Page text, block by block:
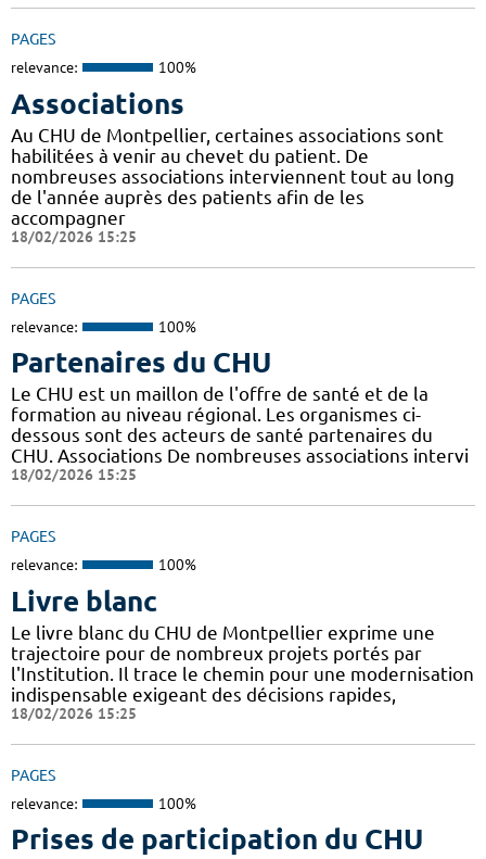
PAGES
relevance: 100%
Associations
Au CHU de Montpellier, certaines associations sont
habilitées à venir au chevet du patient. De
nombreuses associations interviennent tout au long
de l'année auprès des patients afin de les
accompagner
18/02/2026 15:25
PAGES
relevance: 100%
Partenaires du CHU
Le CHU est un maillon de l'offre de santé et de la
formation au niveau régional. Les organismes ci-
dessous sont des acteurs de santé partenaires du
CHU. Associations De nombreuses associations intervi
18/02/2026 15:25
PAGES
relevance: 100%
Livre blanc
Le livre blanc du CHU de Montpellier exprime une
trajectoire pour de nombreux projets portés par
l'Institution. Il trace le chemin pour une modernisation
indispensable exigeant des décisions rapides,
18/02/2026 15:25
PAGES
relevance: 100%
Prises de participation du CHU